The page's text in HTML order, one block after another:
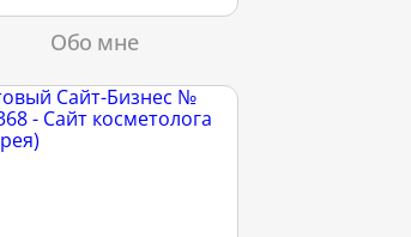
Обо мне